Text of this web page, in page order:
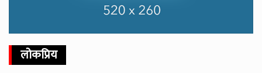
लोकप्रिय